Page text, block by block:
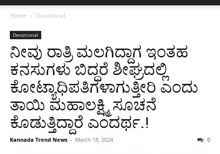
Home Devotional
Devotional
ನೀವು ರಾತ್ರಿ ಮಲಗಿದ್ದಾಗ ಇಂತಹ
ಕನಸುಗಳು ಬಿದ್ದರೆ ಶೀಘ್ರದಲ್ಲಿ
ಕೋಟ್ಯಾಧಿಪತಿಗಳಾಗುತ್ತೀರಿ ಎಂದು
ತಾಯಿ ಮಹಾಲಕ್ಷ್ಮಿ ಸೂಚನೆ
ಕೊಡುತ್ತಿದ್ದಾರೆ ಎಂದರ್ಥ.!
Kannada Trend News - March 18, 2024 0